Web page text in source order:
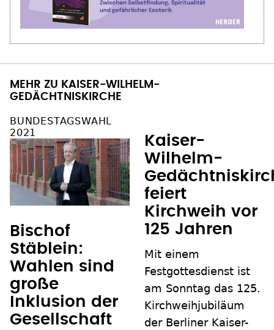
MEHR ZU KAISER-WILHELM-
GEDÄCHTNISKIRCHE
BUNDESTAGSWAHL
2021
Bischof
Stäblein:
Wahlen sind
große
Inklusion der
Gesellschaft
Kaiser-
Wilhelm-
feiert
Kirchweih vor
125 Jahren
Mit einem
Festgottesdienst ist
am Sonntag das 125.
Kirchweihjubiläum
der Berliner Kaiser-